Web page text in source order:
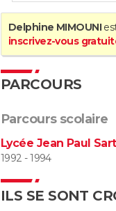
Delphine MIMOUNI
inscrivez-vous
PARCOURS
Parcours scolaire
Lycée Jean Paul
1992 - 1994
ILS SE SONT